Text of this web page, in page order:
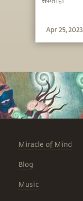
Apr 25, 2023
Miracle of Mind
Blog
Music